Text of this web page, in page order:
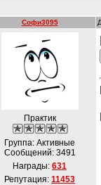
Софи3095
Практик
Группа: Активные
Сообщений: 3491
Награды: 631
Репутация: 11453